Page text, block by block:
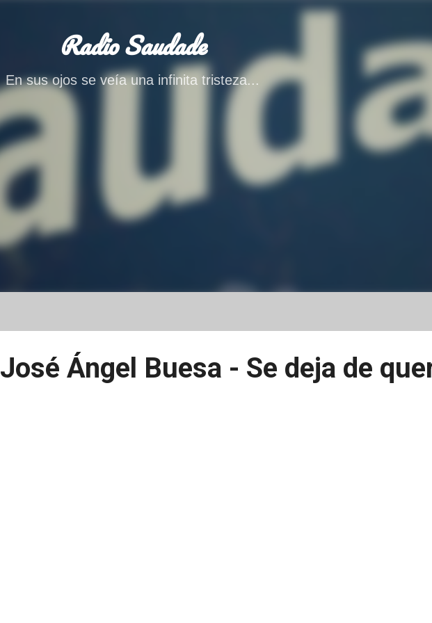
Ir al contenido principal
Radio Saudade
En sus ojos se veía una infinita tristeza...
José Ángel Buesa - Se deja de